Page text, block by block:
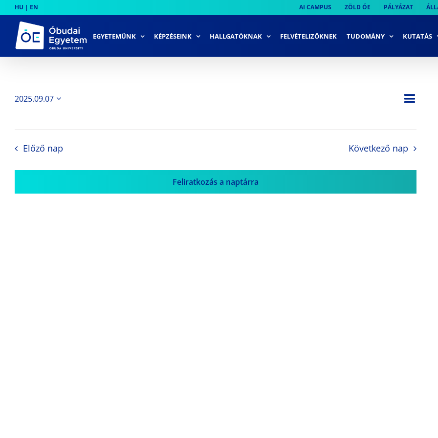
to
content
HU | EN AI CAMPUS ZÖLD ÓE PÁLYÁZAT
EGYETEMÜNK KÉPZÉSEINK HALLGATÓKNAK FELVÉTELIZŐKNEK TUDOMÁNY KUTATÁS
Nap
2025.09.07
Előző nap Következő nap
Feliratkozás a naptárra